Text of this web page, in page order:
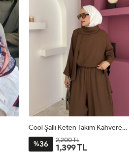
Cool Şallı Keten Takım Kahverengi
%36 2,200 TL
1,399 TL